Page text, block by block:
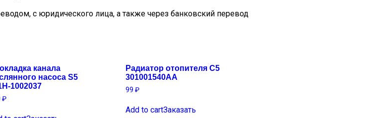
с юридического лица, а также через банковский перевод
канала
насоса S5
1002037
₽
Радиатор отопителя C5
301001540AA
99 ₽
Add to cartЗаказать